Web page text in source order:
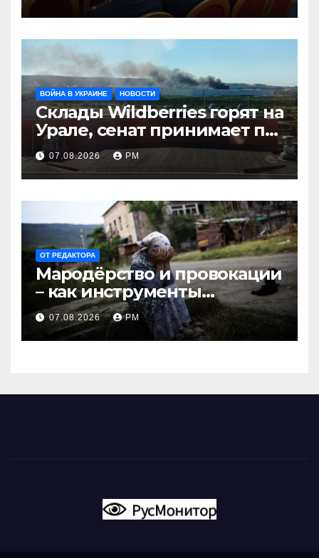
ВОЙНА В УКРАИНЕ НОВОСТИ
Склады Wildberries горят на
Урале, сенат принимает по
Грэму закон
07.08.2026 РМ
ОТ РЕДАКТОРА
Мародёрство и провокации
– как инструменты
современной политики
России
07.08.2026 РМ